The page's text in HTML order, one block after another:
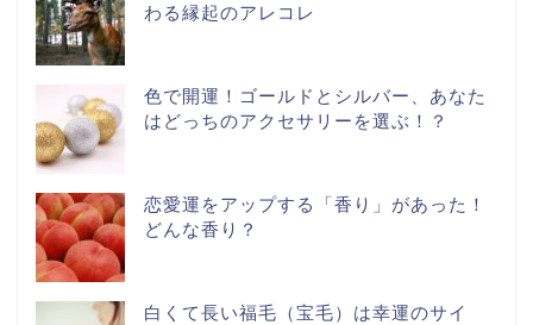
わる縁起のアレコレ
色で開運！ゴールドとシルバー、あなた
はどっちのアクセサリーを選ぶ！？
恋愛運をアップする「香り」があった！
どんな香り？
白くて長い福毛（宝毛）は幸運のサイ